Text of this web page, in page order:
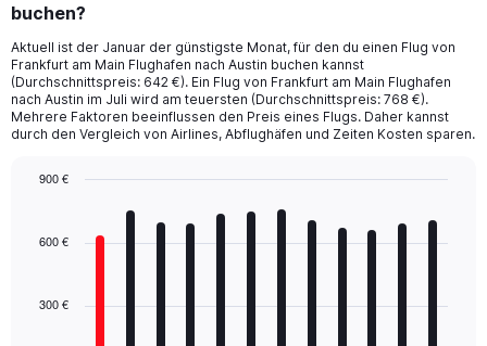
buchen?
Aktuell ist der Januar der günstigste Monat, für den du einen Flug von
Frankfurt am Main Flughafen nach Austin buchen kannst
(Durchschnittspreis: 642 €). Ein Flug von Frankfurt am Main Flughafen
nach Austin im Juli wird am teuersten (Durchschnittspreis: 768 €).
Mehrere Faktoren beeinflussen den Preis eines Flugs. Daher kannst
durch den Vergleich von Airlines, Abflughäfen und Zeiten Kosten sparen.
with
The
300 €
600 €
900 €